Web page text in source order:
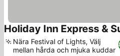
Holiday Inn Express &
Nära Festival of Lights, Välj
mellan hårda och mjuka kuddar